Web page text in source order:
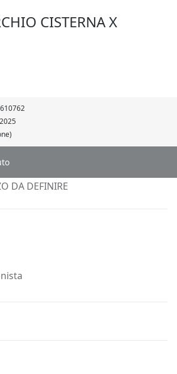
CISTERNA X
Posizione Richiedi Info
DA DEFINIRE